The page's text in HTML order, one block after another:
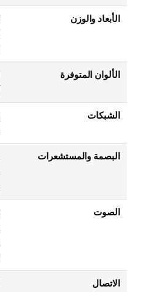
الأبعاد والوزن
الألوان المتوفرة
الشبكات
البصمة والمستشعرات
الصوت
الاتصال